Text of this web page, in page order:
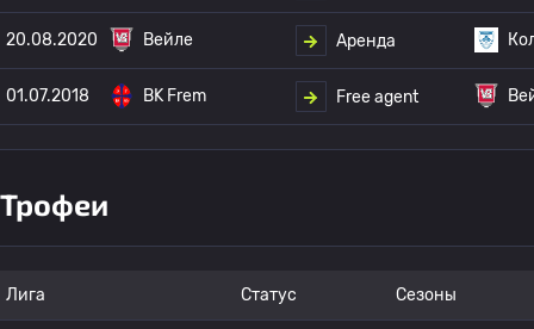
20.08.2020 Вейле Аренда
01.07.2018 BK Frem Free agent
Трофеи
Лига Статус Сезоны